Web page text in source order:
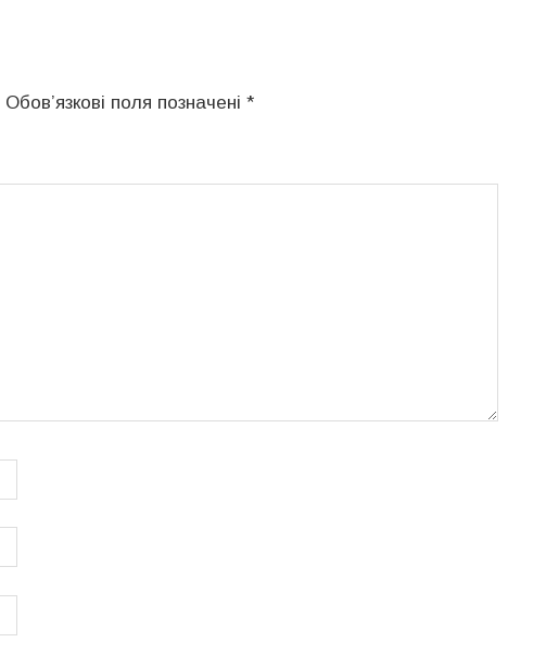
Обов’язкові поля позначені *